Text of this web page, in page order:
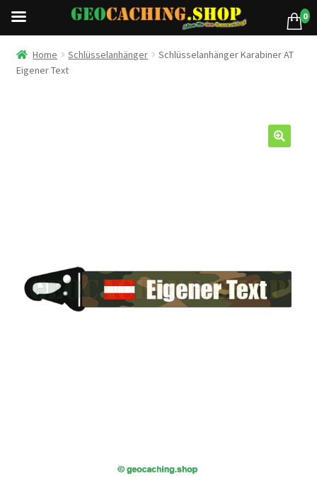
Home Schlüsselanhänger
Schlüsselanhänger Karabiner AT
Eigener Text
0